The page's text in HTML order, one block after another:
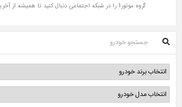
گروه موتور1 را در شبکه اجتماعی دنبال کنید تا همیشه از آخرین اخبار ما مطلع باشید!
جستجو خودرو